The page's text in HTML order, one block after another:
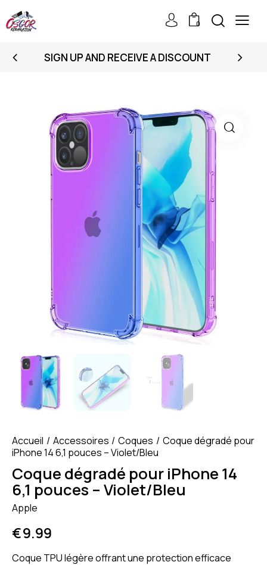
0
SIGN UP AND RECEIVE A DISCOUNT
Accueil Accessoires Coques
Coque dégradé pour
iPhone 14 6,1 pouces – Violet/Bleu
Coque dégradé pour iPhone 14
6,1 pouces – Violet/Bleu
Apple
€9.99
Coque TPU légère offrant une protection efficace